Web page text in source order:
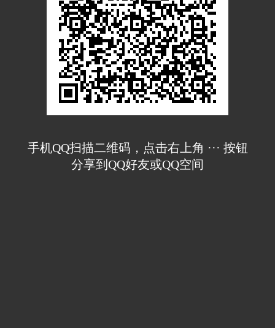
手机QQ扫描二维码，点击右上角 ··· 按钮
分享到QQ好友或QQ空间